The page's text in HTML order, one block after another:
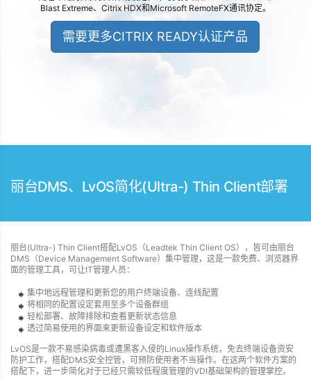
Blast Extreme、Citrix HDX和Microsoft RemoteFX通讯协定。
需要更多CITRIX READY认证产品
丽台DMS、LvOS简化(Ultra-) Thin Client部署
丽台(Ultra-) Thin Client搭配LvOS（Leadtek Thin Client OS），皆可由丽台
DMS（Device Management Software）集中管理，这是一款免费、浏览器界
面的管理工具，可让IT管理人员：
集中地远程管理和更新您的用户终端设备、连线配置
将相同的配置设定套用至多个设备群组
轻松部署、故障排除和查看更新状态信息
透过简易使用的界面来更新设备设定和软件版本
LvOS是一款不易感染病毒或遭黑客入侵的Linux操作系统，免去终端设备资安
防护工作，搭配DMS安全控管，可预防使用者不当操作。在这两个软件方案的
搭配下，进一步简化对于已经只需较低程度管理的VDI基础架构的管理掌控。